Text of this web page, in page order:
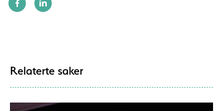
Relaterte saker